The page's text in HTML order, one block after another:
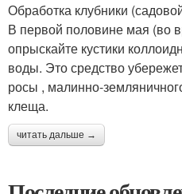
Обработка клубники
В первой половине мая (во
опрыскайте кустики
воды. Это средство
росы , малинно-
клеща.
читать дальше →